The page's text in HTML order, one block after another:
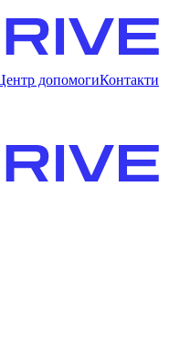
допомогиКонтакти